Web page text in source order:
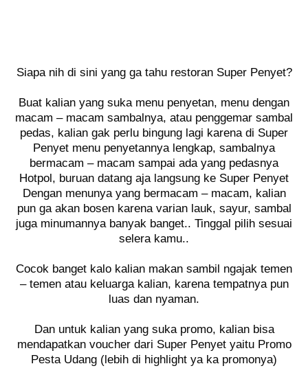
Siapa nih di sini yang ga tahu restoran Super Penyet?
Buat kalian yang suka menu penyetan, menu dengan
macam – macam sambalnya, atau penggemar sambal
pedas, kalian gak perlu bingung lagi karena di Super
Penyet menu penyetannya lengkap, sambalnya
bermacam – macam sampai ada yang pedasnya
Hotpol, buruan datang aja langsung ke Super Penyet
Dengan menunya yang bermacam – macam, kalian
pun ga akan bosen karena varian lauk, sayur, sambal
juga minumannya banyak banget.. Tinggal pilih sesuai
selera kamu..
Cocok banget kalo kalian makan sambil ngajak temen
– temen atau keluarga kalian, karena tempatnya pun
luas dan nyaman.
Dan untuk kalian yang suka promo, kalian bisa
mendapatkan voucher dari Super Penyet yaitu Promo
Pesta Udang (lebih di highlight ya ka promonya)